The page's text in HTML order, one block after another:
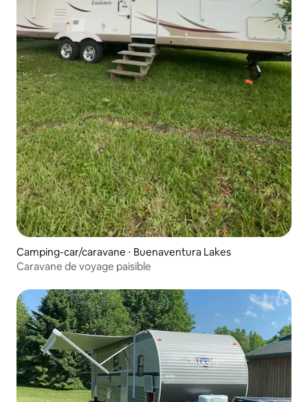
Camping-car/caravane ⋅ Buenaventura Lakes
Caravane de voyage paisible